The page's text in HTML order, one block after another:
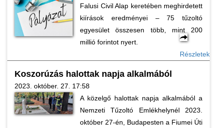
Falusi Civil Alap keretében meghirdetett
kiírások eredményei – 75 tűzoltó
egyesület összesen több, mint 200
millió forintot nyert.
Részletek
Koszorúzás halottak napja alkalmából
2023. október. 27. 17:58
A közelgő halottak napja alkalmából a
Nemzeti Tűzoltó Emlékhelynél 2023.
október 27-én, Budapesten a Fiumei Úti